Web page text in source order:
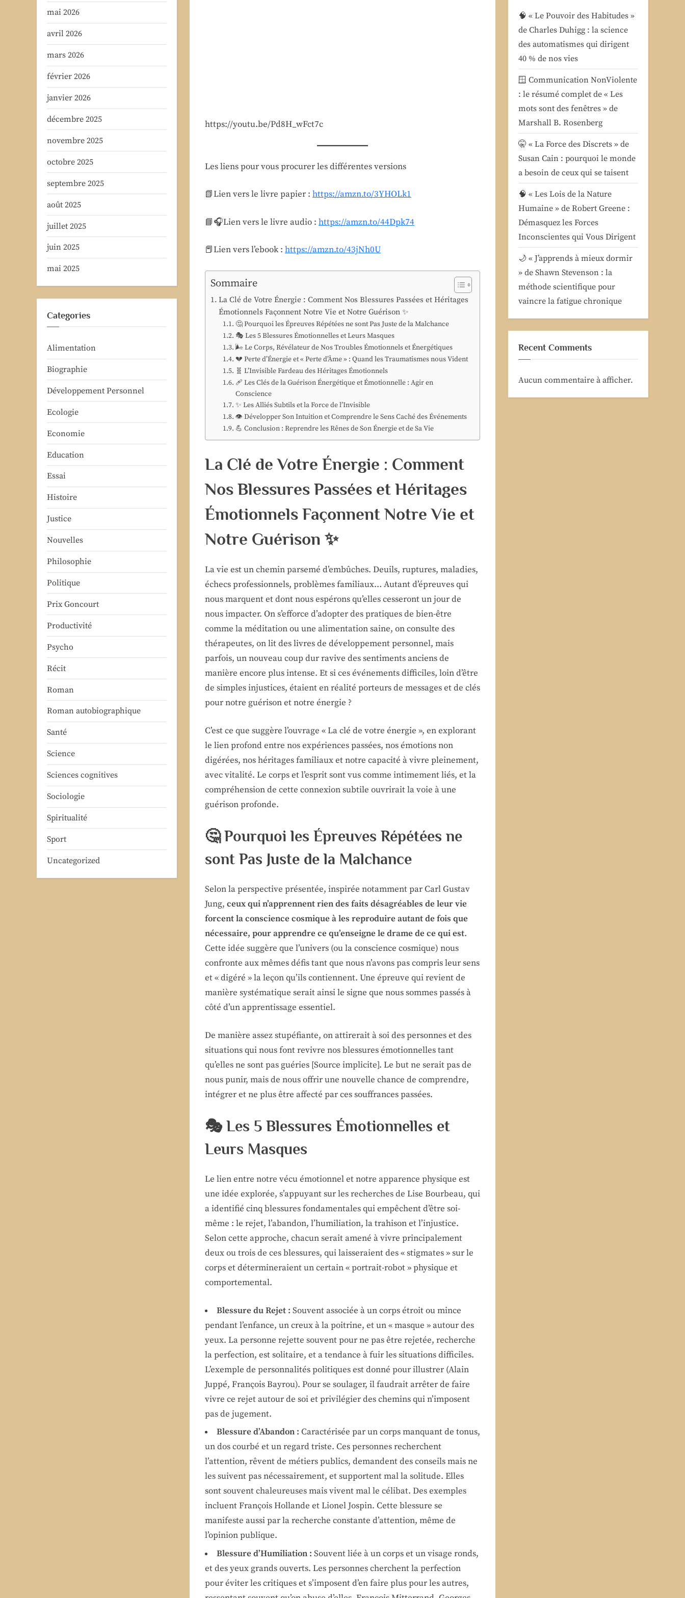
https://youtu.be/Pd8H_wFct7c
Les liens pour vous procurer les différentes versions
📗Lien vers le livre papier : https://amzn.to/3YHOLk1
📘🎧Lien vers le livre audio : https://amzn.to/44Dpk74
📕Lien vers l’ebook : https://amzn.to/43jNh0U
Sommaire
La Clé de Votre Énergie : Comment Nos Blessures Passées et Héritages
Émotionnels Façonnent Notre Vie et Notre Guérison ✨
🤔 Pourquoi les Épreuves Répétées ne sont Pas Juste de la Malchance
🎭 Les 5 Blessures Émotionnelles et Leurs Masques
🌬️ Le Corps, Révélateur de Nos Troubles Émotionnels et Énergétiques
💔 Perte d’Énergie et « Perte d’Âme » : Quand les Traumatismes nous Vident
🧬 L’Invisible Fardeau des Héritages Émotionnels
🩹 Les Clés de la Guérison Énergétique et Émotionnelle : Agir en
Conscience
✨ Les Alliés Subtils et la Force de l’Invisible
👁️ Développer Son Intuition et Comprendre le Sens Caché des Événements
💪 Conclusion : Reprendre les Rênes de Son Énergie et de Sa Vie
La Clé de Votre Énergie : Comment
Nos Blessures Passées et Héritages
Émotionnels Façonnent Notre Vie et
Notre Guérison ✨
La vie est un chemin parsemé d’embûches. Deuils, ruptures, maladies,
échecs professionnels, problèmes familiaux… Autant d’épreuves qui
nous marquent et dont nous espérons qu’elles cesseront un jour de
nous impacter. On s’efforce d’adopter des pratiques de bien-être
comme la méditation ou une alimentation saine, on consulte des
thérapeutes, on lit des livres de développement personnel, mais
parfois, un nouveau coup dur ravive des sentiments anciens de
manière encore plus intense. Et si ces événements difficiles, loin d’être
de simples injustices, étaient en réalité porteurs de messages et de clés
pour notre guérison et notre énergie ?
C’est ce que suggère l’ouvrage « La clé de votre énergie », en explorant
le lien profond entre nos expériences passées, nos émotions non
digérées, nos héritages familiaux et notre capacité à vivre pleinement,
avec vitalité. Le corps et l’esprit sont vus comme intimement liés, et la
compréhension de cette connexion subtile ouvrirait la voie à une
guérison profonde.
🤔 Pourquoi les Épreuves Répétées ne
sont Pas Juste de la Malchance
Selon la perspective présentée, inspirée notamment par Carl Gustav
Jung, ceux qui n’apprennent rien des faits désagréables de leur vie
forcent la conscience cosmique à les reproduire autant de fois que
nécessaire, pour apprendre ce qu’enseigne le drame de ce qui est.
Cette idée suggère que l’univers (ou la conscience cosmique) nous
confronte aux mêmes défis tant que nous n’avons pas compris leur sens
et « digéré » la leçon qu’ils contiennent. Une épreuve qui revient de
manière systématique serait ainsi le signe que nous sommes passés à
côté d’un apprentissage essentiel.
De manière assez stupéfiante, on attirerait à soi des personnes et des
situations qui nous font revivre nos blessures émotionnelles tant
qu’elles ne sont pas guéries [Source implicite]. Le but ne serait pas de
nous punir, mais de nous offrir une nouvelle chance de comprendre,
intégrer et ne plus être affecté par ces souffrances passées.
🎭 Les 5 Blessures Émotionnelles et
Leurs Masques
Le lien entre notre vécu émotionnel et notre apparence physique est
une idée explorée, s’appuyant sur les recherches de Lise Bourbeau, qui
a identifié cinq blessures fondamentales qui empêchent d’être soi-
même : le rejet, l’abandon, l’humiliation, la trahison et l’injustice.
Selon cette approche, chacun serait amené à vivre principalement
deux ou trois de ces blessures, qui laisseraient des « stigmates » sur le
corps et détermineraient un certain « portrait-robot » physique et
comportemental.
Blessure du Rejet : Souvent associée à un corps étroit ou mince
pendant l’enfance, un creux à la poitrine, et un « masque » autour des
yeux. La personne rejette souvent pour ne pas être rejetée, recherche
la perfection, est solitaire, et a tendance à fuir les situations difficiles.
L’exemple de personnalités politiques est donné pour illustrer (Alain
Juppé, François Bayrou). Pour se soulager, il faudrait arrêter de faire
vivre ce rejet autour de soi et privilégier des chemins qui n’imposent
pas de jugement.
Blessure d’Abandon : Caractérisée par un corps manquant de tonus,
un dos courbé et un regard triste. Ces personnes recherchent
l’attention, rêvent de métiers publics, demandent des conseils mais ne
les suivent pas nécessairement, et supportent mal la solitude. Elles
sont souvent chaleureuses mais vivent mal le célibat. Des exemples
incluent François Hollande et Lionel Jospin. Cette blessure se
manifeste aussi par la recherche constante d’attention, même de
l’opinion publique.
Blessure d’Humiliation : Souvent liée à un corps et un visage ronds,
et des yeux grands ouverts. Les personnes cherchent la perfection
pour éviter les critiques et s’imposent d’en faire plus pour les autres,
mai 2026
avril 2026
mars 2026
février 2026
janvier 2026
décembre 2025
novembre 2025
octobre 2025
septembre 2025
août 2025
juillet 2025
juin 2025
mai 2025
Categories
Alimentation
Biographie
Développement Personnel
Ecologie
Economie
Education
Essai
Histoire
Justice
Nouvelles
Philosophie
Politique
Prix Goncourt
Productivité
Psycho
Récit
Roman
Roman autobiographique
Santé
Science
Sciences cognitives
Sociologie
Spiritualité
Sport
Uncategorized
🧠 « Le Pouvoir des Habitudes »
de Charles Duhigg : la science
des automatismes qui dirigent
40 % de nos vies
🪟 Communication NonViolente
: le résumé complet de « Les
mots sont des fenêtres » de
Marshall B. Rosenberg
🤫 « La Force des Discrets » de
Susan Cain : pourquoi le monde
a besoin de ceux qui se taisent
🧠 « Les Lois de la Nature
Humaine » de Robert Greene :
Démasquez les Forces
Inconscientes qui Vous Dirigent
🌙 « J’apprends à mieux dormir
» de Shawn Stevenson : la
méthode scientifique pour
vaincre la fatigue chronique
Recent Comments
Aucun commentaire à afficher.